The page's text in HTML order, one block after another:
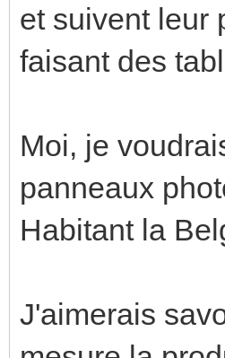
et suivent leur
faisant des
Moi, je
panneaux
Habitant la
J'aimerais